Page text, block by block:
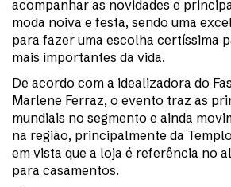
acompanhar as novidades e
moda noiva e festa, sendo uma
para fazer uma escolha certíssima
mais importantes da vida.
De acordo com a idealizadora do
Marlene Ferraz, o evento traz as
mundiais no segmento e ainda
na região, principalmente da
em vista que a loja é referência no
para casamentos.